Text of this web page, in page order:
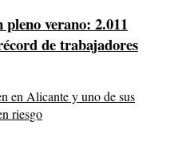
verano: 2.011
de trabajadores